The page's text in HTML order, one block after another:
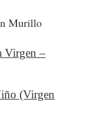
Murillo
Virgen –
(Virgen